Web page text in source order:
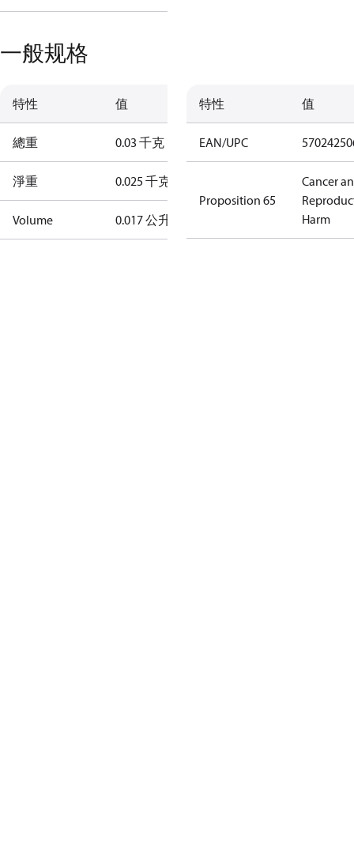
一般规格
特性 值
總重 0.03 千克
淨重 0.025 千克
Volume 0.017 公升
特性 值
EAN/UPC
Proposition 65
Cancer
Harm